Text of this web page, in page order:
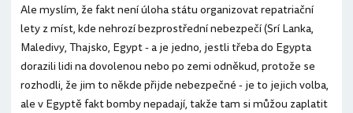
Ale myslím, že fakt není úloha státu organizovat repatriační
lety z míst, kde nehrozí bezprostřední nebezpečí (Srí Lanka,
Maledivy, Thajsko, Egypt - a je jedno, jestli třeba do Egypta
dorazili lidi na dovolenou nebo po zemi odněkud, protože se
rozhodli, že jim to někde přijde nebezpečné - je to jejich volba,
ale v Egyptě fakt bomby nepadají, takže tam si můžou zaplatit